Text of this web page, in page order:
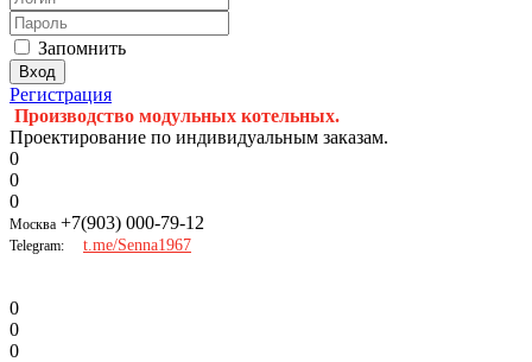
Запомнить
Регистрация
Производство модульных котельных.
Проектирование по индивидуальным заказам.
0
0
0
Москва +7(903) 000-79-12
Telegram: t.me/Senna1967
0
0
0